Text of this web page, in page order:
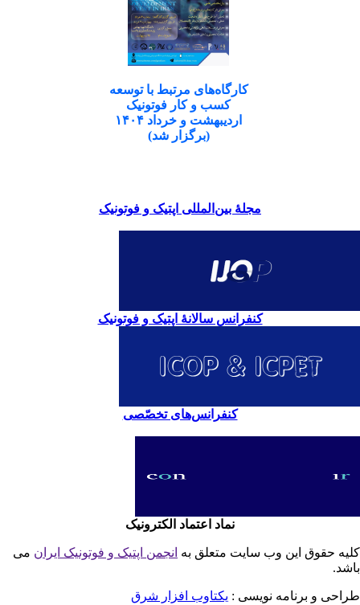
کارگاه‌های مرتبط با توسعه
کسب و کار فوتونیک
اردیبهشت و خرداد ۱۴۰۴
(برگزار شد)
مجلۀ بین‌المللی اپتیک و فوتونیک
کنفرانس سالانۀ اپتیک و فوتونیک
کنفرانس‌های تخصّصی
نماد اعتماد الکترونیک
حقوق این وب سایت متعلق بهانجمن اپتیک و فوتونیک ایران می
و برنامه نویسی : یکتاوب افزار شرق